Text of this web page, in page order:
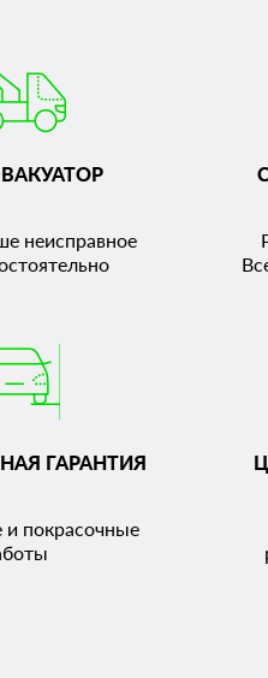
неисправное
ГАРАНТИЯ
и покрасочные